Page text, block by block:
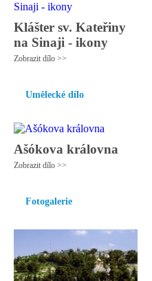
Klášter sv. Kateřiny
na Sinaji - ikony
Zobrazit dílo >>
Umělecké dílo
Ašókova královna
Zobrazit dílo >>
Fotogalerie